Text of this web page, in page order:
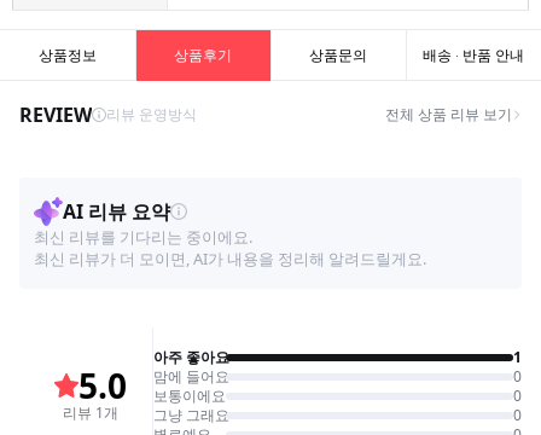
상품정보 상품후기 상품문의 배송 · 반품 안내